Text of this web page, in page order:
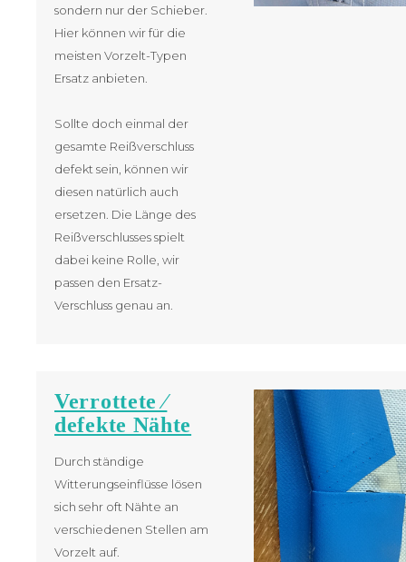
sondern nur der Schieber.
Hier können wir für die
meisten Vorzelt-Typen
Ersatz anbieten.
Sollte doch einmal der
gesamte Reißverschluss
defekt sein, können wir
diesen natürlich auch
ersetzen. Die Länge des
Reißverschlusses spielt
dabei keine Rolle, wir
passen den Ersatz-
Verschluss genau an.
Verrottete ⁄
defekte Nähte
Durch ständige
Witterungseinflüsse lösen
sich sehr oft Nähte an
verschiedenen Stellen am
Vorzelt auf.